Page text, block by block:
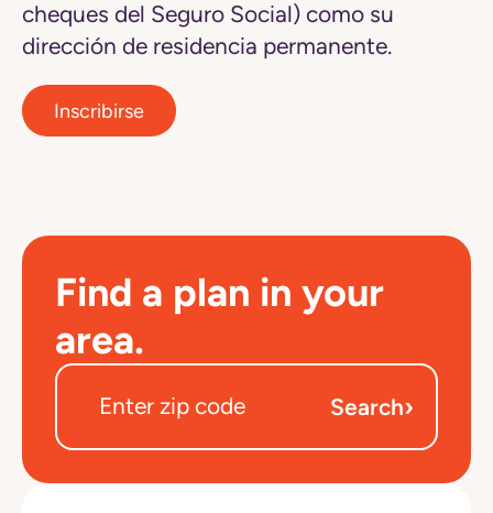
cheques del Seguro Social) como su
dirección de residencia permanente.
Inscribirse
Find a plan in your
area.
Search›